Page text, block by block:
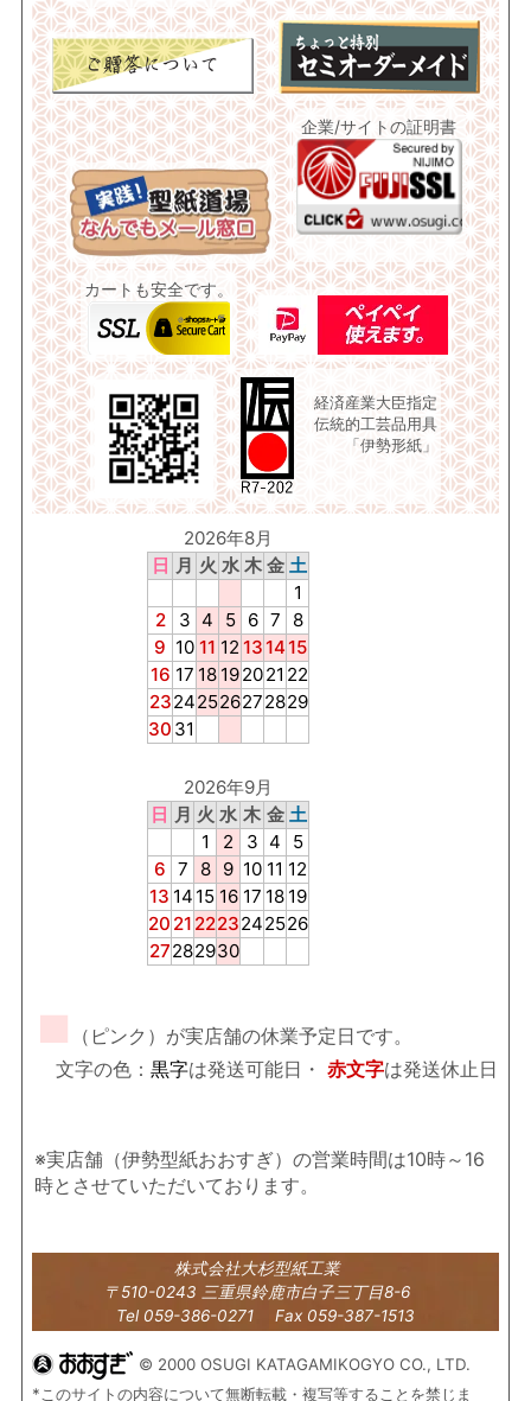
企業/サイトの証明書
カートも安全です。
経済産業大臣指定
伝統的工芸品用具
「伊勢形紙」
2026年8月
日 月 火 水 木 金 土
1
2
3 4 5 6 7
8
9 10 11 12 131415
16 17 18 192021 22
23242526272829
30 31
2026年9月
日 月 火 水 木 金 土
1
2 3 4
5
6 7 8 9 10 11 12
13 14 15 16 17 18 19
20 21 2223242526
27282930
■
（ピンク）が実店舗の休業予定日です。
文字の色： 黒字は発送可能日・ 赤文字は発送休止日
※実店舗（伊勢型紙おおすぎ）の営業時間は10時～16
時とさせていただいております。
株式会社大杉型紙工業
〒510-0243 三重県鈴鹿市白子三丁目8-6
Tel 059-386-0271 Fax 059-387-1513
© 2000 OSUGI KATAGAMIKOGYO CO., LTD.
*このサイトの内容について無断転載・複写等することを禁じま